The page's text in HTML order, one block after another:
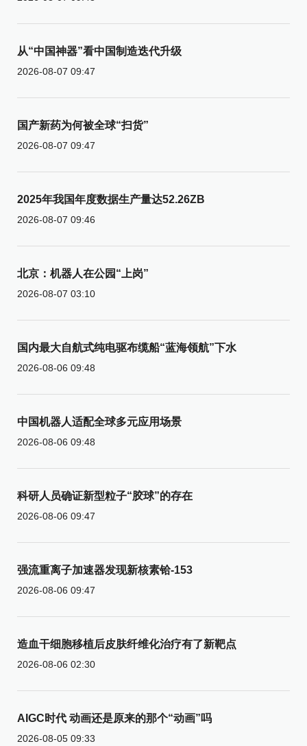
从“中国神器”看中国制造迭代升级
2026-08-07 09:47
国产新药为何被全球“扫货”
2026-08-07 09:47
2025年我国年度数据生产量达52.26ZB
2026-08-07 09:46
北京：机器人在公园“上岗”
2026-08-07 03:10
国内最大自航式纯电驱布缆船“蓝海领航”下水
2026-08-06 09:48
中国机器人适配全球多元应用场景
2026-08-06 09:48
科研人员确证新型粒子“胶球”的存在
2026-08-06 09:47
强流重离子加速器发现新核素铪-153
2026-08-06 09:47
造血干细胞移植后皮肤纤维化治疗有了新靶点
2026-08-06 02:30
AIGC时代 动画还是原来的那个“动画”吗
2026-08-05 09:33